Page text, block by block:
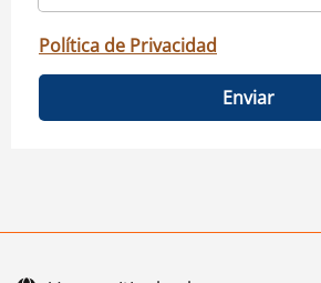
Política de Privacidad
Enviar